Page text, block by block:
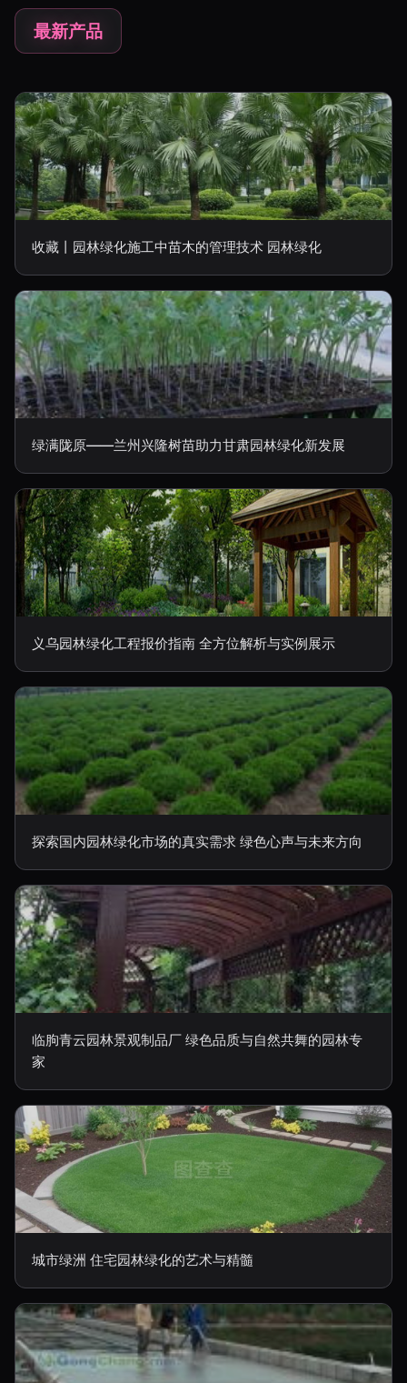
最新产品
收藏丨园林绿化施工中苗木的管理技术 园林绿化
绿满陇原——兰州兴隆树苗助力甘肃园林绿化新发展
义乌园林绿化工程报价指南 全方位解析与实例展示
探索国内园林绿化市场的真实需求 绿色心声与未来方向
临朐青云园林景观制品厂 绿色品质与自然共舞的园林专
家
城市绿洲 住宅园林绿化的艺术与精髓